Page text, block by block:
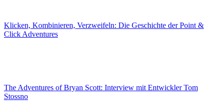
Klicken, Kombinieren, Verzweifeln: Die Geschichte der Point &
Click Adventures
The Adventures of Bryan Scott: Interview mit Entwickler Tom
Stossno